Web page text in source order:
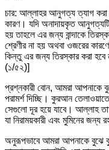
চার: আল্লাহর আনুগত্য ত্যাগ
কারণ। যদি অনাদায়কৃত আনুগত্যটি
হয় তাহলে এর জন্য বান্দাকে
শ্রেণীর না হয় অথবা ওজরের
কিন্তু এর জন্য তিরস্কার করা
(১/৫২)]
প্রশ্নকারী বোন, আমরা আপনাকে
পরামর্শ দিচ্ছি। কুরআন
সেগুলো দূর হয়ে যাবে। আল্লাহ
যা নিরাময়কারী এবং মুমিনের
অনুরূপভাবে আমরা আপনাকে বুঝে